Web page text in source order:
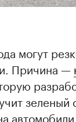
могут
Причина —
зеленый